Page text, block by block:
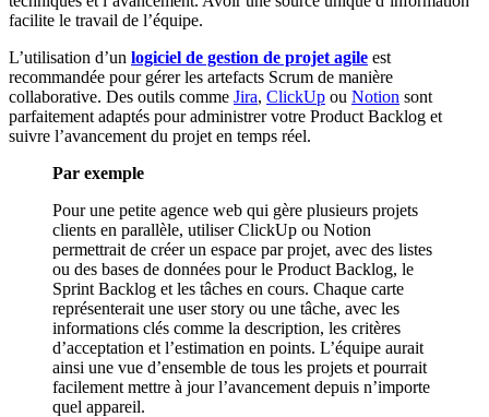
facilite le travail de l’équipe.
L’utilisation d’un logiciel de gestion de projet agile est
recommandée pour gérer les artefacts Scrum de manière
collaborative. Des outils comme Jira, ClickUp ou Notion sont
parfaitement adaptés pour administrer votre Product Backlog et
suivre l’avancement du projet en temps réel.
Par exemple
Pour une petite agence web qui gère plusieurs projets
clients en parallèle, utiliser ClickUp ou Notion
permettrait de créer un espace par projet, avec des listes
ou des bases de données pour le Product Backlog, le
Sprint Backlog et les tâches en cours. Chaque carte
représenterait une user story ou une tâche, avec les
informations clés comme la description, les critères
d’acceptation et l’estimation en points. L’équipe aurait
ainsi une vue d’ensemble de tous les projets et pourrait
facilement mettre à jour l’avancement depuis n’importe
quel appareil.